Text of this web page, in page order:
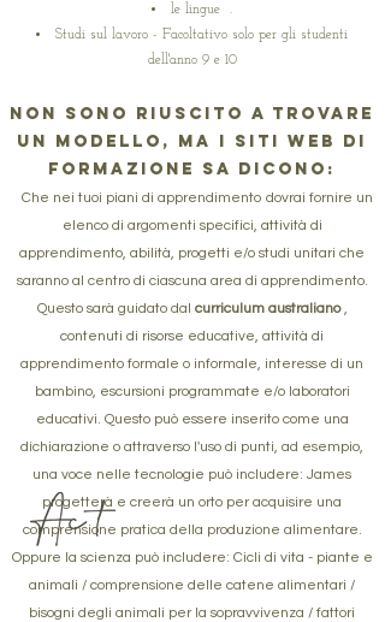
le lingue .
Studi sul lavoro - Facoltativo solo per gli studenti
dell'anno 9 e 10
Non sono riuscito a trovare
un modello, ma i siti Web di
formazione SA dicono:
Che nei tuoi piani di apprendimento​ dovrai fornire un
elenco di argomenti specifici, attività di
apprendimento, abilità, progetti e/o studi unitari che
saranno al centro di ciascuna area di apprendimento.
Questo sarà guidato dal curriculum australiano,
contenuti di risorse educative, attività di
apprendimento formale o informale, interesse di un
bambino, escursioni programmate e/o laboratori
educativi. Questo può essere inserito come una
dichiarazione o attraverso l'uso di punti, ad esempio,
una voce nelle tecnologie può includere: James
progetterà e creerà un orto per acquisire una
comprensione pratica della produzione alimentare.
Oppure la scienza può includere: Cicli di vita - piante e
animali / comprensione delle catene alimentari /
bisogni degli animali per la sopravvivenza / fattori